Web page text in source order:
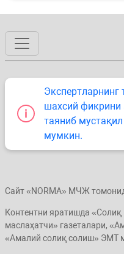
шахсий фикрини
таяниб
мумкин.
Сайт «NORMA» МЧЖ
Контентни яратишда
маслаҳатчи» газеталари,
«Амалий солиқ солиш» ЭМТ